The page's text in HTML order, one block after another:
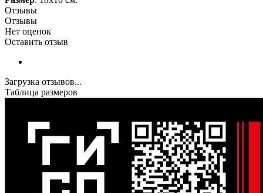
Отзывы
Отзывы
Нет оценок
Оставить отзыв
Загрузка отзывов...
Таблица размеров